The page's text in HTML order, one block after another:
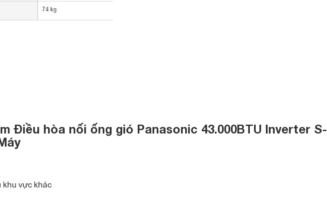
S-43PF2H5-8 thiết kế cửa gió thiết kế linh hoạt
Điều hòa nối ống gió Panasonic 43.000BTU Inverter S-
khu vực khác